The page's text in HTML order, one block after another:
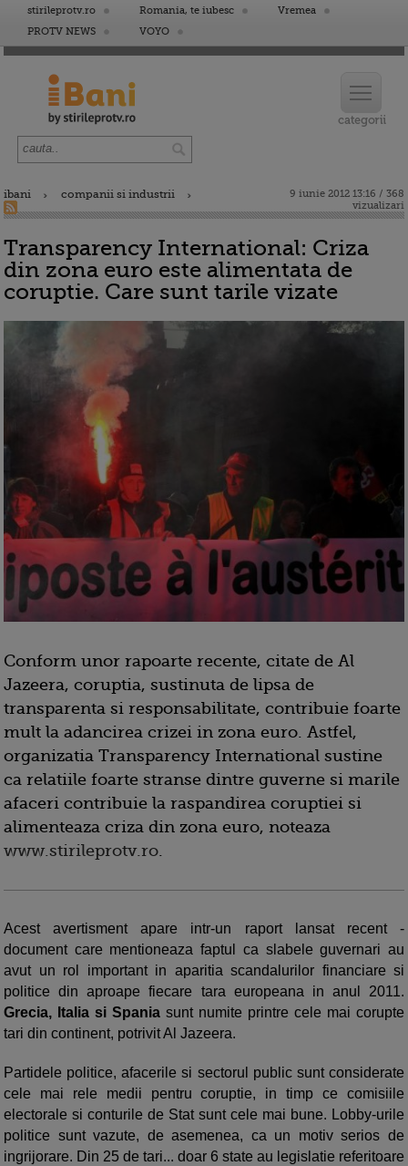
stirileprotv.ro Romania, te iubesc
Vremea
PROTV NEWS
VOYO
ibani companii si industrii
9 iunie 2012 13:16 / 368
vizualizari
Transparency International: Criza
din zona euro este alimentata de
coruptie. Care sunt tarile vizate
Conform unor rapoarte recente, citate de Al
Jazeera, coruptia, sustinuta de lipsa de
transparenta si responsabilitate, contribuie foarte
mult la adancirea crizei in zona euro. Astfel,
organizatia Transparency International sustine
ca relatiile foarte stranse dintre guverne si marile
afaceri contribuie la raspandirea coruptiei si
alimenteaza criza din zona euro, noteaza
www.stirileprotv.ro.
Acest avertisment apare intr-un raport lansat recent -
document care mentioneaza faptul ca slabele guvernari au
avut un rol important in aparitia scandalurilor financiare si
politice din aproape fiecare tara europeana in anul 2011.
Grecia, Italia si Spania sunt numite printre cele mai corupte
tari din continent, potrivit Al Jazeera.
Partidele politice, afacerile si sectorul public sunt considerate
cele mai rele medii pentru coruptie, in timp ce comisiile
electorale si conturile de Stat sunt cele mai bune. Lobby-urile
politice sunt vazute, de asemenea, ca un motiv serios de
ingrijorare. Din 25 de tari... doar 6 state au legislatie referitoare